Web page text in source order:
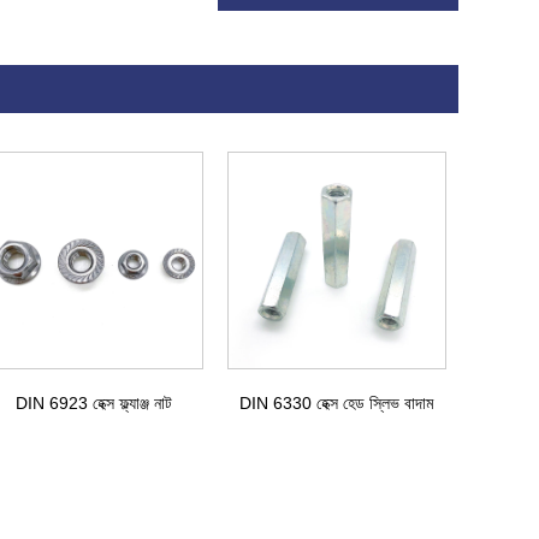
DIN 6923 হেক্স ফ্ল্যাঞ্জ নাট DIN 6330 হেক্স হেড স্লিভ বাদাম